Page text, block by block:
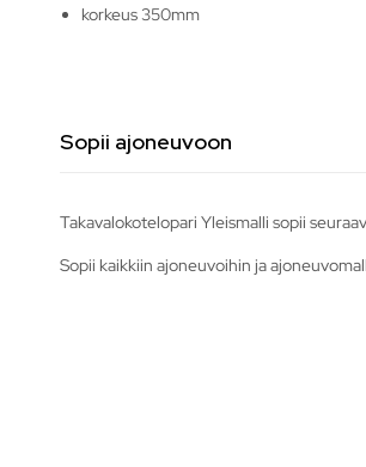
korkeus 350mm
Sopii ajoneuvoon
Takavalokotelopari Yleismalli sopii
Sopii kaikkiin ajoneuvoihin ja